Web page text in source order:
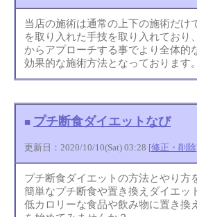
当店の施術は通常の上下の施術だけ
を取り入れた手技を取り入れており
からアプローチする事でより全体的
効果的な施術方法となっております
■ プチ断食ダイエットなび
更新日：2020/10/10(Sat) 03:28 [修正・削除
プチ断食ダイエットの方法とやり方
簡単なプチ断食や置き換えダイエッ
低カロリーな食品や飲み物に置き換